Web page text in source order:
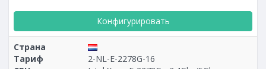
Конфигурировать
Страна
Тариф
2-NL-E-2278G-16